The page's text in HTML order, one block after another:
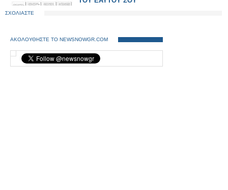
ΣΧΟΛΙΑΣΤΕ
ΑΚΟΛΟΥΘΗΣΤΕ ΤΟ NEWSNOWGR.COM